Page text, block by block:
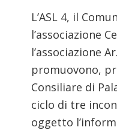
L’ASL 4, il
l’associazione
l’associazione
promuovono,
Consiliare di
ciclo di tre
oggetto